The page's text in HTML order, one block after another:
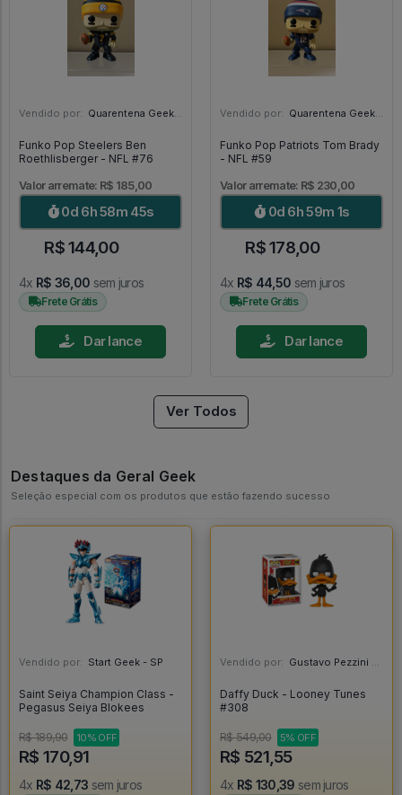
Vendido por: Quarentena Geek Store - SP
Funko Pop Steelers Ben
Roethlisberger - NFL #76
Valor arremate: R$ 185,00
0d 6h 58m 43s
R$ 144,00
4x R$ 36,00 sem juros
Frete Grátis
Dar lance
Vendido por: Quarentena Geek Store - SP
Funko Pop Patriots Tom Brady
- NFL #59
Valor arremate: R$ 230,00
0d 6h 58m 59s
R$ 178,00
4x R$ 44,50 sem juros
Frete Grátis
Dar lance
Ver Todos
Destaques da Geral Geek
Seleção especial com os produtos que estão fazendo sucesso
Vendido por: Start Geek - SP
Saint Seiya Champion Class -
Pegasus Seiya Blokees
R$ 189,90 10% OFF
R$ 170,91
4x R$ 42,73 sem juros
Vendido por: Gustavo Pezzini - MG
Daffy Duck - Looney Tunes
#308
R$ 549,00 5% OFF
R$ 521,55
4x R$ 130,39 sem juros